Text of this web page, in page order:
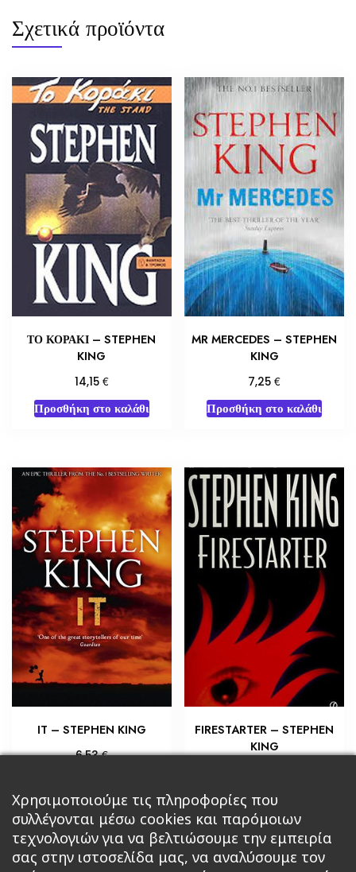
Σχετικά προϊόντα
ΤΟ ΚΟΡΑΚΙ – STEPHEN
KING
14,15 €
Προσθήκη στο καλάθι
MR MERCEDES – STEPHEN
KING
7,25€
Προσθήκη στο καλάθι
IT – STEPHEN KING
6,53€
FIRESTARTER – STEPHEN
KING
Προσθήκη στο καλάθι
Χρησιμοποιούμε τις πληροφορίες που
συλλέγονται μέσω cookies και παρόμοιων
τεχνολογιών για να βελτιώσουμε την εμπειρία
σας στην ιστοσελίδα μας, να αναλύσουμε τον